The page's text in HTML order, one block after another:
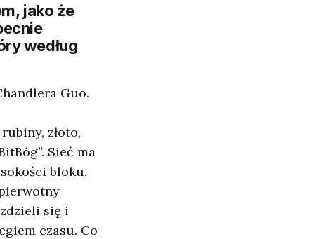
jako że
według
Guo.
złoto,
Sieć ma
bloku.
się i
czasu. Co